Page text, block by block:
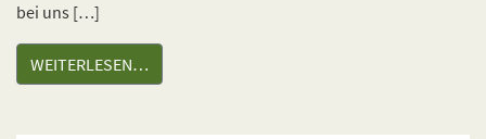
bei uns […]
WEITERLESEN…